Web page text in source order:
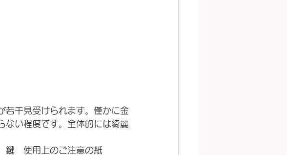
若干見受けられます。僅かに金
ない程度です。全体的には綺麗
鍵　使用上のご注意の紙